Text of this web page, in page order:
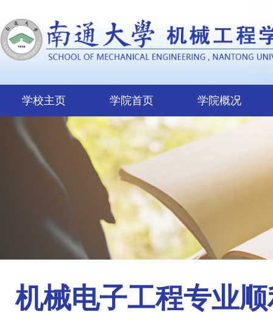
学校主页 学院首页 学院概况
机械电子工程专业